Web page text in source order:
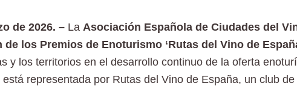
de 2026. – La Asociación Española de Ciudades del
de los Premios de Enoturismo ‘Rutas del Vino de
y los territorios en el desarrollo continuo de la oferta
representada por Rutas del Vino de España, un club